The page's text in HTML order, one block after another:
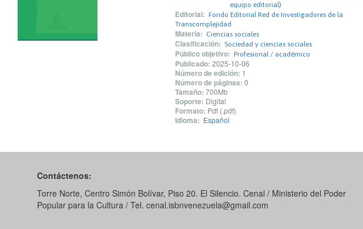
equipo editorial)
Editorial: Fondo Editorial Red de Investigadores de la
Transcomplejidad
Materia: Ciencias sociales
Clasificación: Sociedad y ciencias sociales
Público objetivo: Profesional / académico
Publicado: 2025-10-06
Número de edición: 1
Número de páginas: 0
Tamaño: 700Mb
Soporte: Digital
Formato: Pdf (.pdf)
Idioma: Español
Contáctenos:
Torre Norte, Centro Simón Bolívar, Piso 20. El Silencio. Cenal / Ministerio del Poder
Popular para la Cultura / Tel. cenal.isbnvenezuela@gmail.com